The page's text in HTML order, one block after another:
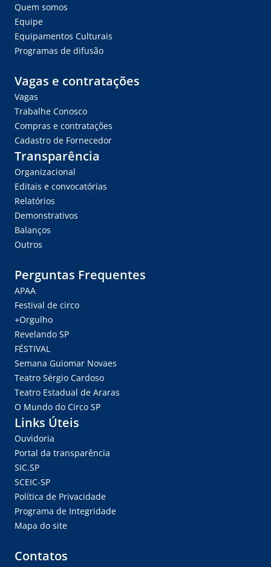
Quem somos
Equipe
Equipamentos Culturais
Programas de difusão
Vagas e contratações
Vagas
Trabalhe Conosco
Compras e contratações
Cadastro de Fornecedor
Transparência
Organizacional
Editais e convocatórias
Relatórios
Demonstrativos
Balanços
Outros
Perguntas Frequentes
APAA
Festival de circo
+Orgulho
Revelando SP
FÉSTIVAL
Semana Guiomar Novaes
Teatro Sérgio Cardoso
Teatro Estadual de Araras
O Mundo do Circo SP
Links Úteis
Ouvidoria
Portal da transparência
SIC.SP
SCEIC-SP
Política de Privacidade
Programa de Integridade
Mapa do site
Contatos